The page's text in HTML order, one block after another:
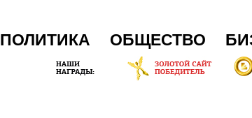
ПОЛИТИКА ОБЩЕСТВО